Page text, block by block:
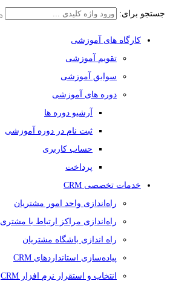
جستجو برای:
کارگاه های آموزشی
تقویم آموزشی
سوابق آموزشی
دوره های آموزشی
آرشیو دوره ها
ثبت نام در دوره آموزشی
حساب کاربری
پرداخت
خدمات تخصصی CRM
راه‌اندازی واحد امور مشتریان
راه‌اندازی مراکز ارتباط با مشتری
راه اندازی باشگاه مشتریان
پیاده‌سازی استانداردهای CRM
انتخاب و استقرار نرم افزار CRM